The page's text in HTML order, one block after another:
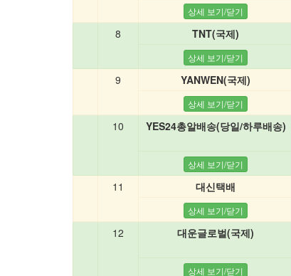
8
TNT(국제)
9
YANWEN(국제)
10
YES24총알배송(당일/하루배송)
11
대신택배
12
대운글로벌(국제)